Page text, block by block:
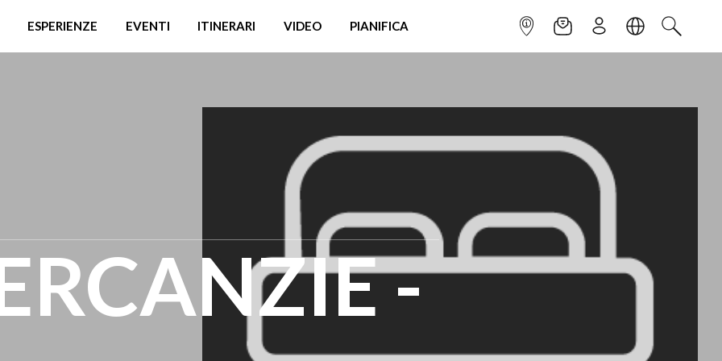
ESPERIENZE EVENTI ITINERARI VIDEO PIANIFICA INFOPOINTNEWSLETTER
ISCRIVITILINGUACERCA
-